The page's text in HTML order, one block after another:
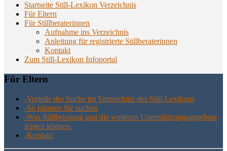
Startseite Still-Lexikon Verzeichnis
Für Eltern
Für Stillberaterinnen
Aufnahme ins Verzeichnis
Anlei­tung für regis­trier­te Stillberaterinnen
Kon­takt
Zum Still-Lexikon Infoportal
Für Eltern
-Vor­tei­le der Suche im Ver­zeich­nis des Still-Lexikons
-So kön­nen Sie suchen
-Was Still­be­ra­tung und die wei­te­ren Unter­stüt­zungs­an­ge­bo­te
leis­ten können
-Kon­takt